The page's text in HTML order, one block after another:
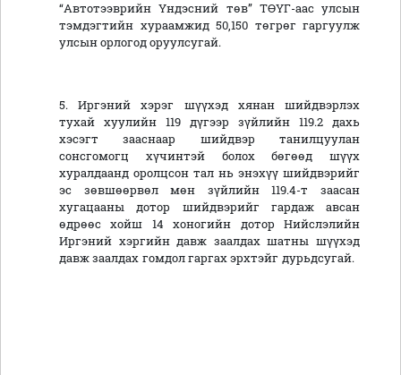
“Автотээврийн Үндэсний төв” ТӨҮГ-аас улсын
тэмдэгтийн хураамжид 50,150 төгрөг гаргуулж
улсын орлогод оруулсугай.
5. Иргэний хэрэг шүүхэд хянан шийдвэрлэх
тухай хуулийн 119 дүгээр зүйлийн 119.2 дахь
хэсэгт зааснаар шийдвэр танилцуулан
сонсгомогц хүчинтэй болох бөгөөд шүүх
хуралдаанд оролцсон тал нь энэхүү шийдвэрийг
эс зөвшөөрвөл мөн зүйлийн 119.4-т заасан
хугацааны дотор шийдвэрийг гардаж авсан
өдрөөс хойш 14 хоногийн дотор Нийслэлийн
Иргэний хэргийн давж заалдах шатны шүүхэд
давж заалдах гомдол гаргах эрхтэйг дурьдсугай.